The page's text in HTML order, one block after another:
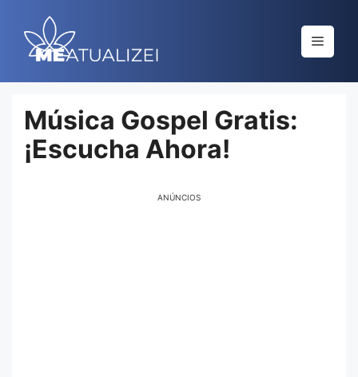
contenido
Menú
Música Gospel Gratis:
¡Escucha Ahora!
ANÚNCIOS